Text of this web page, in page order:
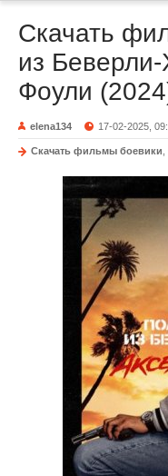
Скачать
из
Фоули
elena134 17-02-2025,
Скачать фильмы боевики